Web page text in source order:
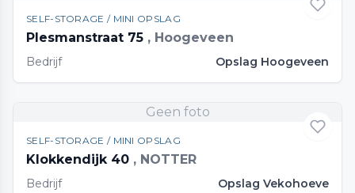
SELF-STORAGE / MINI OPSLAG
Plesmanstraat 75 , Hoogeveen
Bedrijf Opslag Hoogeveen
Geen foto
SELF-STORAGE / MINI OPSLAG
Klokkendijk 40 , NOTTER
Bedrijf Opslag Vekohoeve